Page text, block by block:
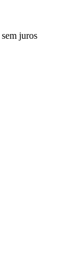
sem juros